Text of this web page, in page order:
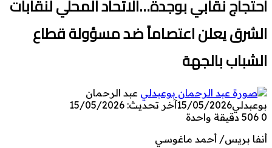
احتجاج نقابي بوجدة…الاتحاد المحلي لنقابات
الشرق يعلن اعتصاماً ضد مسؤولة قطاع
الشباب بالجهة
عبد الرحمان
بوعبدلي15/05/2026آخر تحديث: 15/05/2026
0
دقيقة واحدة
أنفا بريس/ أحمد ماغوسي